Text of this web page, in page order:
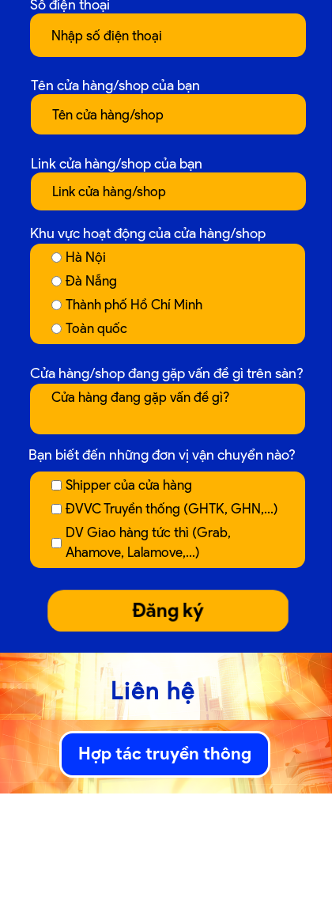
Đăng ký
Số điện thoại
Hà Nội
Đà Nẵng
Thành phố Hồ Chí Minh
Toàn quốc
Khu vực hoạt động của cửa hàng/shop
Tên cửa hàng/shop của bạn
Cửa hàng/shop đang gặp vấn đề gì trên sàn?
Link cửa hàng/shop của bạn
Shipper của cửa hàng
ĐVVC Truyền thống (GHTK, GHN,...)
DV Giao hàng tức thì (Grab,
Ahamove, Lalamove,...)
Bạn biết đến những đơn vị vận chuyển nào?
Hợp tác truyền thông
Liên hệ